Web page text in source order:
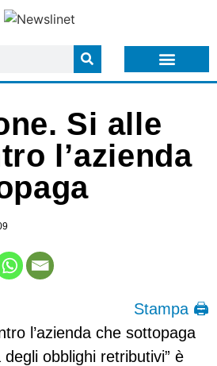
Si alle
l’azienda
Stampa 🖨
l’azienda che sottopaga
degli obblighi retributivi” è